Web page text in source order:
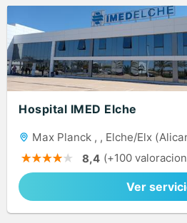
Hospital IMED Elche
Max Planck , , Elche/Elx
8,4 (+100
Ver